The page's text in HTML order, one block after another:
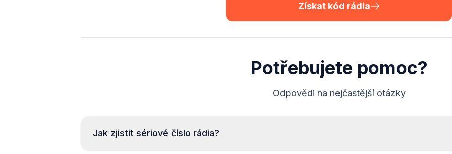
Získat kód rádia
Potřebujete pomoc?
Odpovědi na nejčastější otázky
Jak zjistit sériové číslo rádia?